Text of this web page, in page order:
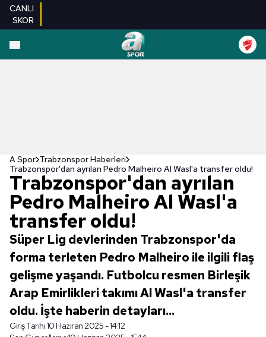
CANLI
SKOR
A Spor Trabzonspor Haberleri
Trabzonspor'dan ayrılan Pedro Malheiro Al Wasl'a transfer oldu!
Trabzonspor'dan ayrılan
Pedro Malheiro Al Wasl'a
transfer oldu!
Süper Lig devlerinden Trabzonspor'da
forma terleten Pedro Malheiro ile ilgili flaş
gelişme yaşandı. Futbolcu resmen Birleşik
Arap Emirlikleri takımı Al Wasl'a transfer
oldu. İşte haberin detayları...
Giriş Tarihi:10 Haziran 2025 - 14:12